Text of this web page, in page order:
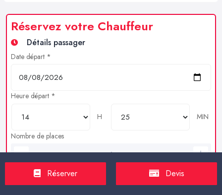
Réservez votre Chauffeur
Détails passager
Date départ *
Heure départ *
H
MIN
Nombre de places
Bagages en soutes
Réserver Devis